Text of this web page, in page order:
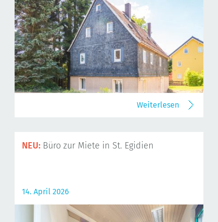
Weiterlesen
NEU: Büro zur Miete in St. Egidien
14. April 2026